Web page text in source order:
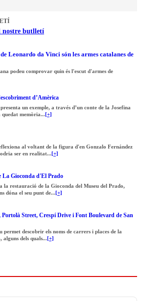
nostre butlletí
Leonardo da Vinci són les armes catalanes de
podeu comprovar quin és l'escut d'armes de
d’Amèrica
un exemple, a través d’un conte de la Josefina
quedat memòria... [+]
al voltant de la figura d'en Gonzalo Fernández
ser en realitat... [+]
La Gioconda d'El Prado
la restauració de la Gioconda del Museu del Prado,
dóna el seu punt de... [+]
Street, Crespí Drive i Font Boulevard de San
permet descobrir els noms de carrers i places de la
dels quals... [+]